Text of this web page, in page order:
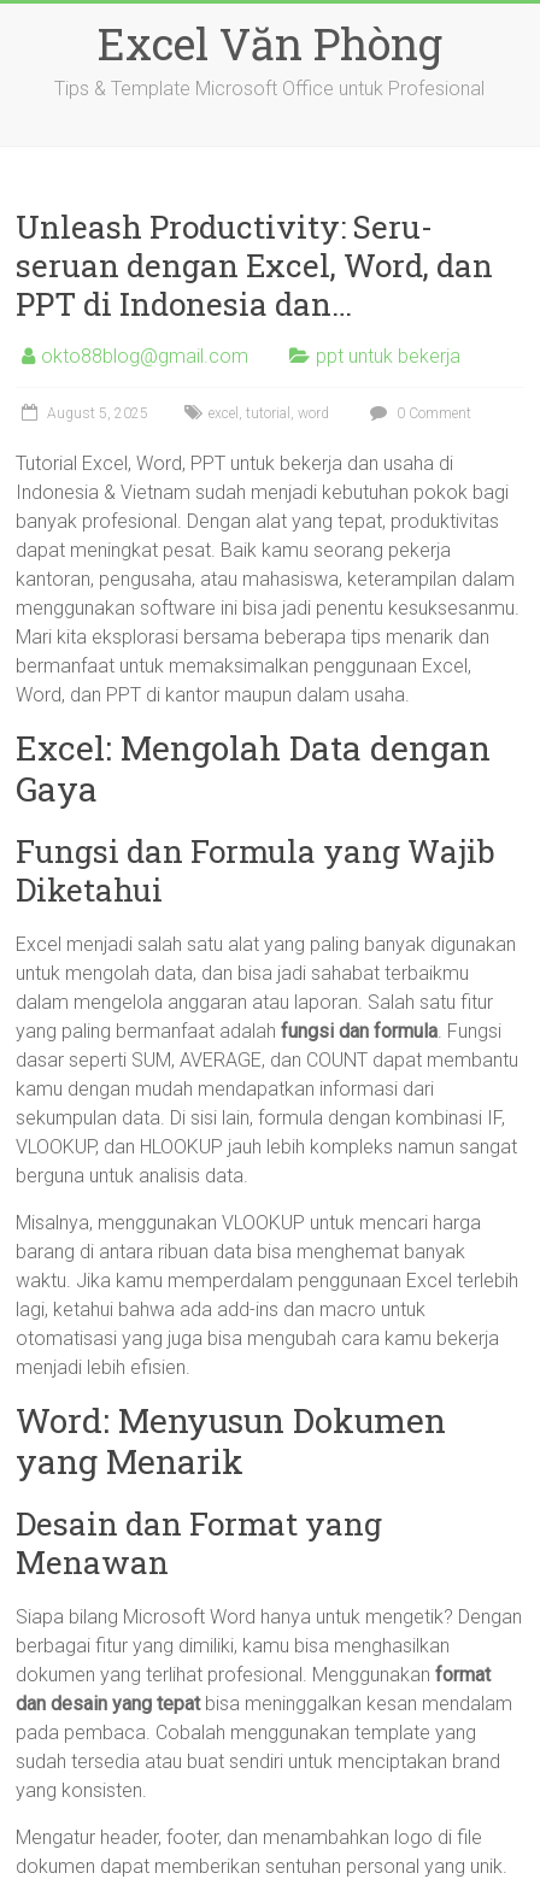
Excel Văn Phòng
Tips & Template Microsoft Office untuk Profesional
Unleash Productivity: Seru-
seruan dengan Excel, Word, dan
PPT di Indonesia dan…
okto88blog@gmail.com ppt untuk bekerja
August 5, 2025 excel ,tutorial ,word 0 Comment
Tutorial Excel, Word, PPT untuk bekerja dan usaha di
Indonesia & Vietnam sudah menjadi kebutuhan pokok bagi
banyak profesional. Dengan alat yang tepat, produktivitas
dapat meningkat pesat. Baik kamu seorang pekerja
kantoran, pengusaha, atau mahasiswa, keterampilan dalam
menggunakan software ini bisa jadi penentu kesuksesanmu.
Mari kita eksplorasi bersama beberapa tips menarik dan
bermanfaat untuk memaksimalkan penggunaan Excel,
Word, dan PPT di kantor maupun dalam usaha.
Excel: Mengolah Data dengan
Gaya
Fungsi dan Formula yang Wajib
Diketahui
Excel menjadi salah satu alat yang paling banyak digunakan
untuk mengolah data, dan bisa jadi sahabat terbaikmu
dalam mengelola anggaran atau laporan. Salah satu fitur
yang paling bermanfaat adalahfungsi dan formula. Fungsi
dasar seperti SUM, AVERAGE, dan COUNT dapat membantu
kamu dengan mudah mendapatkan informasi dari
sekumpulan data. Di sisi lain, formula dengan kombinasi IF,
VLOOKUP, dan HLOOKUP jauh lebih kompleks namun sangat
berguna untuk analisis data.
Misalnya, menggunakan VLOOKUP untuk mencari harga
barang di antara ribuan data bisa menghemat banyak
waktu. Jika kamu memperdalam penggunaan Excel terlebih
lagi, ketahui bahwa ada add-ins dan macro untuk
otomatisasi yang juga bisa mengubah cara kamu bekerja
menjadi lebih efisien.
Word: Menyusun Dokumen
yang Menarik
Desain dan Format yang
Menawan
Siapa bilang Microsoft Word hanya untuk mengetik? Dengan
berbagai fitur yang dimiliki, kamu bisa menghasilkan
dokumen yang terlihat profesional. Menggunakanformat
dan desain yang tepatbisa meninggalkan kesan mendalam
pada pembaca. Cobalah menggunakan template yang
sudah tersedia atau buat sendiri untuk menciptakan brand
yang konsisten.
Mengatur header, footer, dan menambahkan logo di file
dokumen dapat memberikan sentuhan personal yang unik.